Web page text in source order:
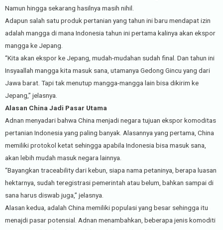
Namun hingga sekarang hasilnya masih nihil.
Adapun salah satu produk pertanian yang tahun ini baru mendapat izin
adalah mangga di mana Indonesia tahun ini pertama kalinya akan ekspor
mangga ke Jepang.
“Kita akan ekspor ke Jepang, mudah-mudahan sudah final. Dan tahun ini
Insyaallah mangga kita masuk sana, utamanya Gedong Gincu yang dari
Jawa barat. Tapi tak menutup mangga-mangga lain bisa dikirim ke
Jepang,” jelasnya.
Alasan China Jadi Pasar Utama
Adnan menyadari bahwa China menjadi negara tujuan ekspor komoditas
pertanian Indonesia yang paling banyak. Alasannya yang pertama, China
memiliki protokol ketat sehingga apabila Indonesia bisa masuk sana,
akan lebih mudah masuk negara lainnya.
“Bayangkan traceability dari kebun, siapa nama petaninya, berapa luasan
hektarnya, sudah teregistrasi pemerintah atau belum, bahkan sampai di
sana harus diswab juga,” jelasnya.
Alasan kedua, adalah China memiliki populasi yang besar sehingga itu
menajdi pasar potensial. Adnan menambahkan, beberapa jenis komoditi